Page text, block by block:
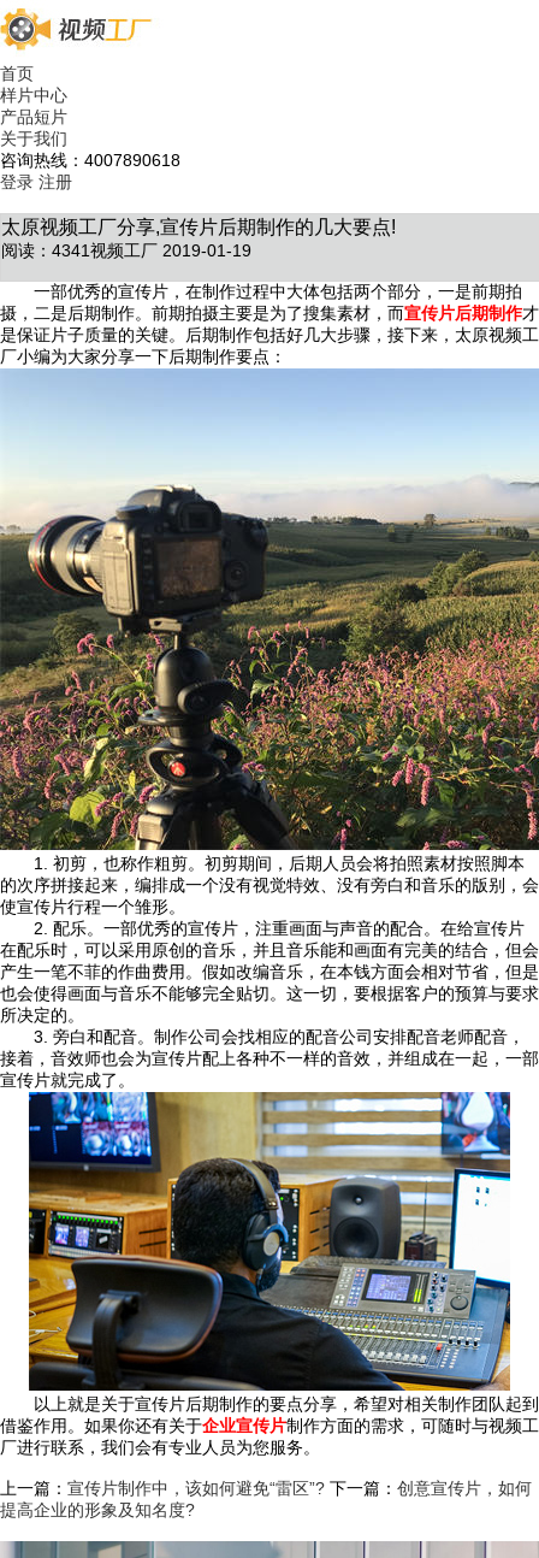
首页
样片中心
产品短片
关于我们
咨询热线：4007890618
登录 注册
太原视频工厂分享,宣传片后期制作的几大要点!
阅读：4341视频工厂 2019-01-19
一部优秀的宣传片，在制作过程中大体包括两个部分，一是前期拍
摄，二是后期制作。前期拍摄主要是为了搜集素材，而宣传片后期制作才
是保证片子质量的关键。后期制作包括好几大步骤，接下来，太原视频工
厂小编为大家分享一下后期制作要点：
1. 初剪，也称作粗剪。初剪期间，后期人员会将拍照素材按照脚本
的次序拼接起来，编排成一个没有视觉特效、没有旁白和音乐的版别，会
使宣传片行程一个雏形。
2. 配乐。一部优秀的宣传片，注重画面与声音的配合。在给宣传片
在配乐时，可以采用原创的音乐，并且音乐能和画面有完美的结合，但会
产生一笔不菲的作曲费用。假如改编音乐，在本钱方面会相对节省，但是
也会使得画面与音乐不能够完全贴切。这一切，要根据客户的预算与要求
所决定的。
3. 旁白和配音。制作公司会找相应的配音公司安排配音老师配音，
接着，音效师也会为宣传片配上各种不一样的音效，并组成在一起，一部
宣传片就完成了。
以上就是关于宣传片后期制作的要点分享，希望对相关制作团队起到
借鉴作用。如果你还有关于企业宣传片制作方面的需求，可随时与视频工
厂进行联系，我们会有专业人员为您服务。
上一篇： 宣传片制作中，该如何避免“雷区”? 下一篇： 创意宣传片，如何
提高企业的形象及知名度?